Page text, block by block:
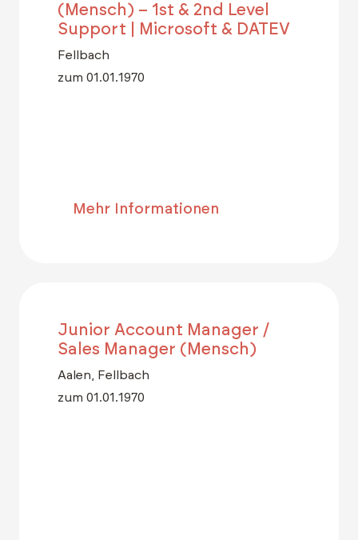
(Mensch) – 1st & 2nd Level
Support | Microsoft & DATEV
Fellbach
zum 01.01.1970
Mehr Informationen
Junior Account Manager /
Sales Manager (Mensch)
Aalen, Fellbach
zum 01.01.1970